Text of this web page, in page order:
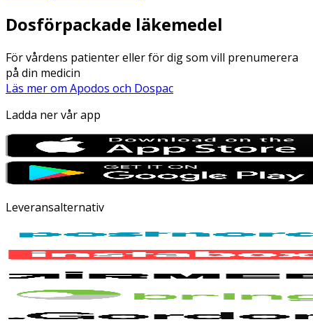
Dosförpackade läkemedel
För vårdens patienter eller för dig som vill prenumerera
på din medicin
Läs mer om Apodos och Dospac
Ladda ner vår app
Leveransalternativ